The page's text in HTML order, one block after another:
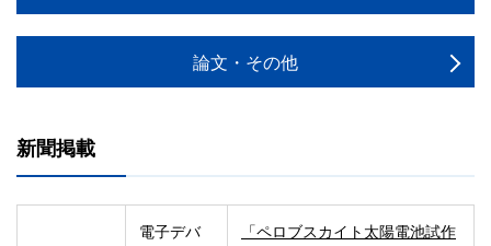
論文・その他
新聞掲載
電子デバ
「ペロブスカイト太陽電池試作